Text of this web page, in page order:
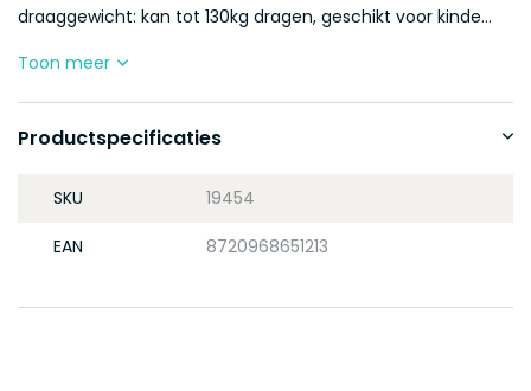
draaggewicht: kan tot 130kg dragen, geschikt voor kinde...
Toon meer
Productspecificaties
SKU 19454
EAN 8720968651213